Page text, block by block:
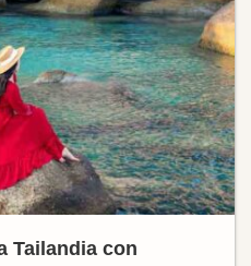
Tailandia con